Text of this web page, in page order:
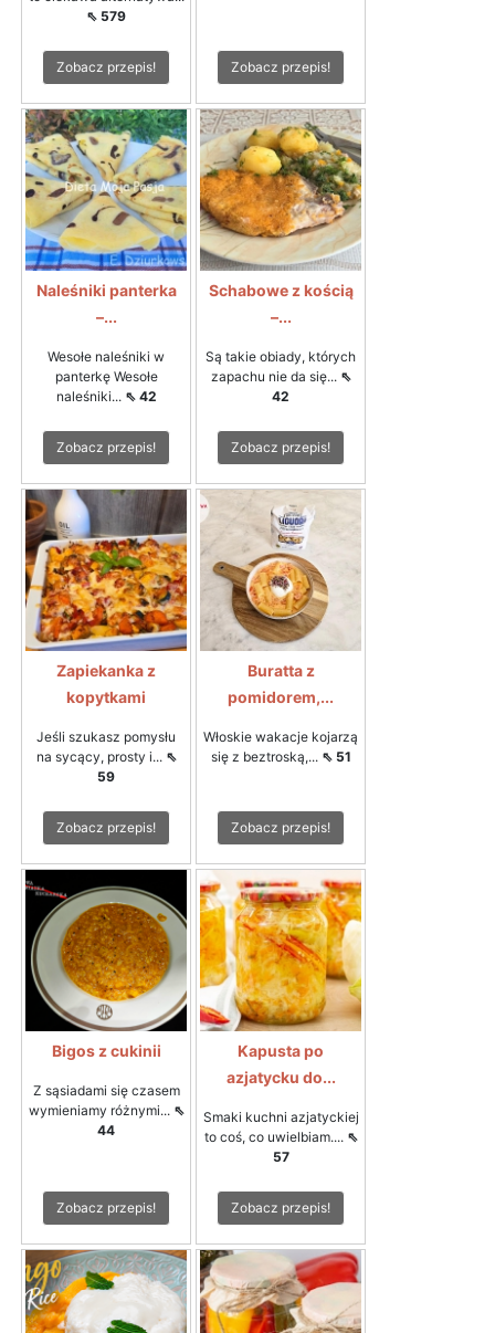
⇖ 579
Zobacz przepis! Zobacz przepis!
Naleśniki panterka
–...
Wesołe naleśniki w
panterkę Wesołe
naleśniki... ⇖ 42
Zobacz przepis!
Schabowe z kością
–...
Są takie obiady, których
zapachu nie da się... ⇖
42
Zobacz przepis!
Zapiekanka z
kopytkami
Jeśli szukasz pomysłu
na sycący, prosty i... ⇖
59
Zobacz przepis!
Buratta z
pomidorem,...
Włoskie wakacje kojarzą
się z beztroską,... ⇖ 51
Zobacz przepis!
Bigos z cukinii
Z sąsiadami się czasem
wymieniamy różnymi... ⇖
44
Zobacz przepis!
Kapusta po
azjatycku do...
Smaki kuchni azjatyckiej
to coś, co uwielbiam.... ⇖
57
Zobacz przepis!